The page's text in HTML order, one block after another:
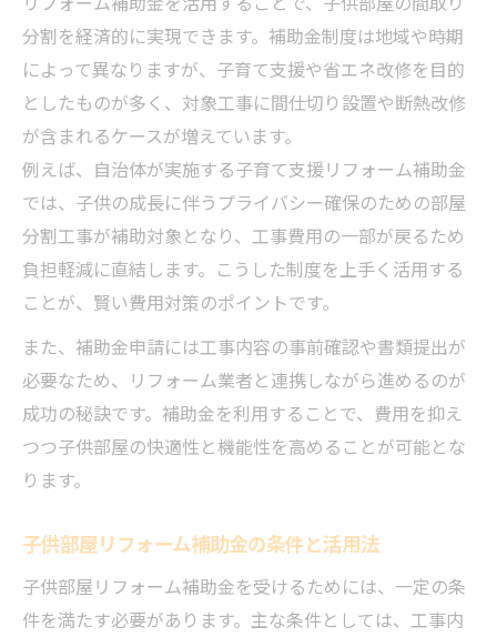
分割を経済的に実現できます。補助金制度は地域や時期
によって異なりますが、子育て支援や省エネ改修を目的
としたものが多く、対象工事に間仕切り設置や断熱改修
が含まれるケースが増えています。
例えば、自治体が実施する子育て支援リフォーム補助金
では、子供の成長に伴うプライバシー確保のための部屋
分割工事が補助対象となり、工事費用の一部が戻るため
負担軽減に直結します。こうした制度を上手く活用する
ことが、賢い費用対策のポイントです。
また、補助金申請には工事内容の事前確認や書類提出が
必要なため、リフォーム業者と連携しながら進めるのが
成功の秘訣です。補助金を利用することで、費用を抑え
つつ子供部屋の快適性と機能性を高めることが可能とな
ります。
子供部屋リフォーム補助金の条件と活用法
子供部屋リフォーム補助金を受けるためには、一定の条
件を満たす必要があります。主な条件としては、工事内